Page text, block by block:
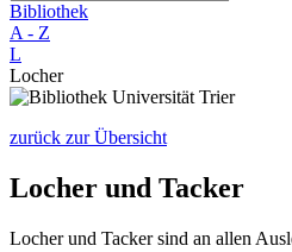
Bibliothek
A - Z
L
Locher
zurück zur Übersicht
Locher und Tacker
Locher und Tacker sind an allen